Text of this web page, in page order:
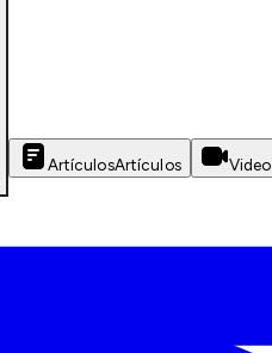
ArtículosArtículos